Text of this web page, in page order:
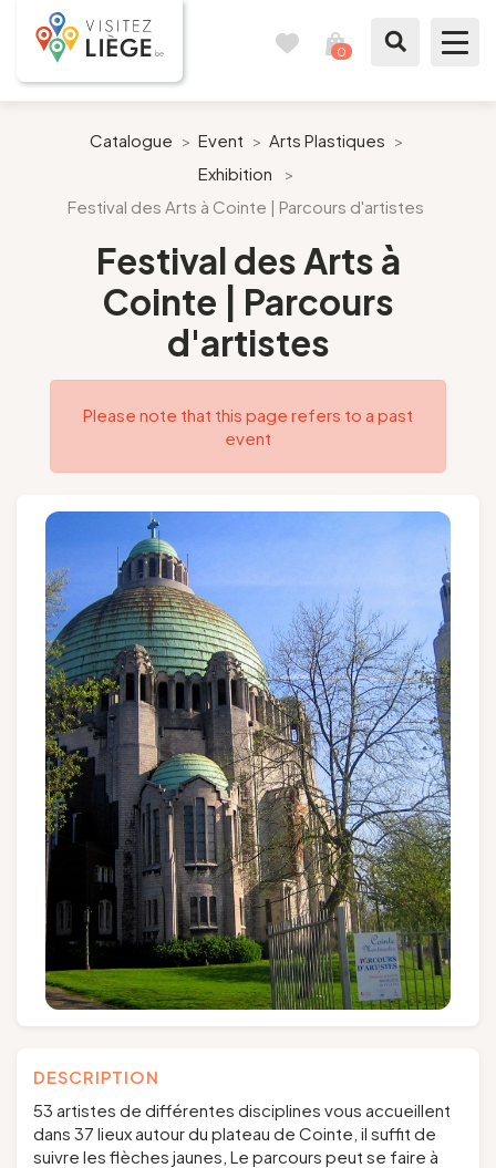
0
Prepare my stay
Our suggestions
Follow us
Presse
Groups and tour operators
EN NL DE
Catalogue > Event > Arts Plastiques >
Exhibition
>
Festival des Arts à Cointe | Parcours d'artistes
Festival des Arts à
Cointe | Parcours
d'artistes
Please note that this page refers to a past
event
DESCRIPTION
53 artistes de différentes disciplines vous accueillent
dans 37 lieux autour du plateau de Cointe, il suffit de
suivre les flèches jaunes, Le parcours peut se faire à